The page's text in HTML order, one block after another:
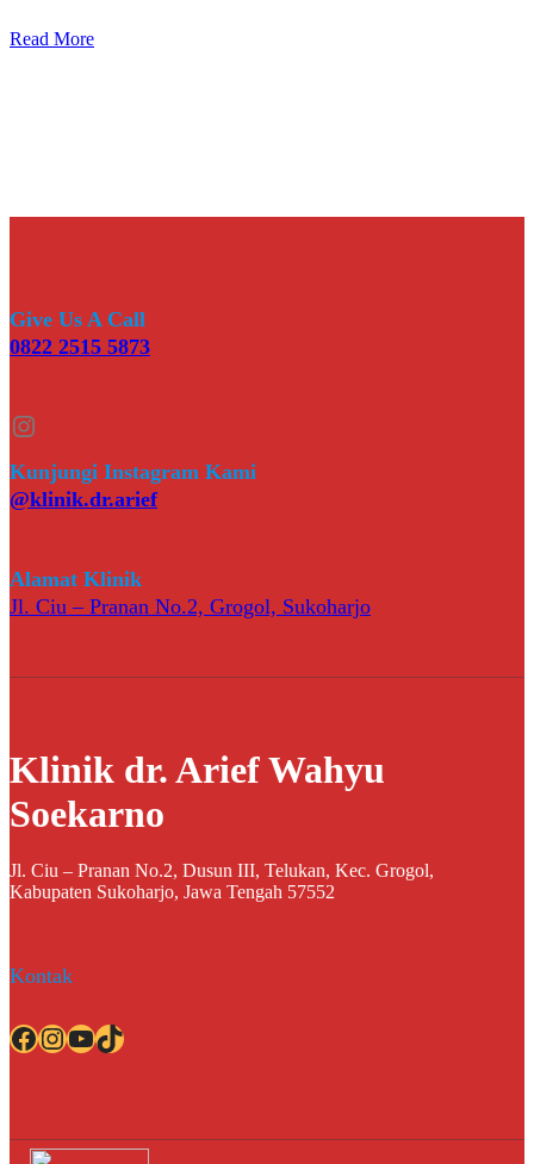
Read More
Give Us A Call
0822 2515 5873
Instagram
Kunjungi Instagram Kami
@klinik.dr.arief
Alamat Klinik
Jl. Ciu – Pranan No.2, Grogol, Sukoharjo
Klinik dr. Arief Wahyu
Soekarno
Jl. Ciu – Pranan No.2, Dusun III, Telukan, Kec. Grogol,
Kabupaten Sukoharjo, Jawa Tengah 57552
Kontak
Facebook InstagramYouTube TikTok